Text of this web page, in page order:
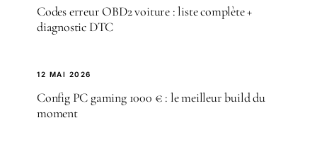
Codes erreur OBD2 voiture : liste complète +
diagnostic DTC
12 MAI 2026
Config PC gaming 1000 € : le meilleur build du
moment